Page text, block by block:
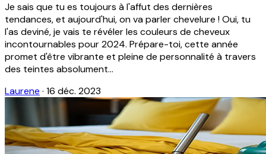
Je sais que tu es toujours à l'affut des dernières
tendances, et aujourd'hui, on va parler chevelure ! Oui, tu
l'as deviné, je vais te révéler les couleurs de cheveux
incontournables pour 2024. Prépare-toi, cette année
promet d'être vibrante et pleine de personnalité à travers
des teintes absolument...
Laurene · 16 déc. 2023